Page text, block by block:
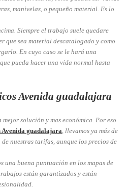
manivelas, o pequeño material. Es lo
Siempre el trabajo suele quedare
que sea material descatalogado y como
En cuyo caso se le hará una
pueda hacer una vida normal hasta
Avenida guadalajara
solución y mas económica. Por eso
Avenida guadalajara, llevamos ya más de
nuestras tarifas, aunque los precios de
una buena puntuación en los mapas de
están garantizados y están